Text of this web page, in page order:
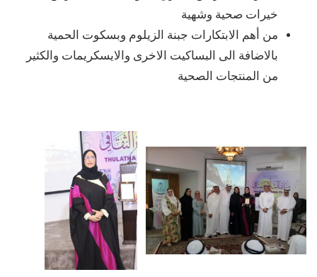
خيرات صحية وشهية
من أهم الابتكارات جبنة الزيلوم وبسكوت الحمية
بالاضافة الى البساكيت الاخرى والايسكريمات والكثير
من المنتجات الصحية